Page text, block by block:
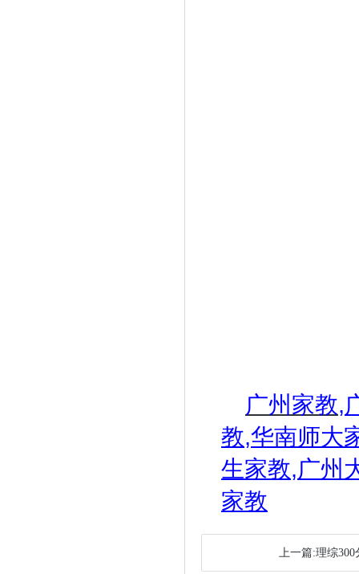
广州家教,
教,华南师大
生家教,广州
家教
上一篇:理综300